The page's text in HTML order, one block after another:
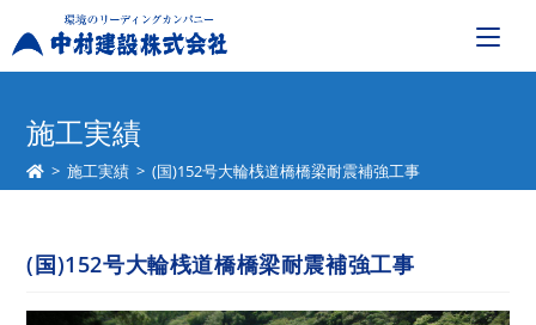
施工実績
> 施工実績 > (国)152号大輪桟道橋橋梁耐震補強工事
(国)152号大輪桟道橋橋梁耐震補強工事